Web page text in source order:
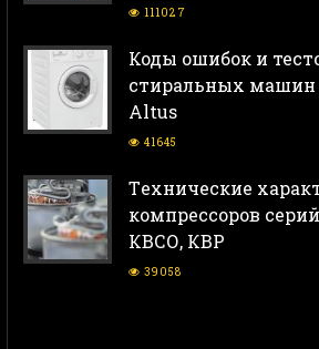
111027
Коды ошибок и
стиральных машин
Altus
41645
Тeхнические
компрессоров
КВСО, КВР
39058